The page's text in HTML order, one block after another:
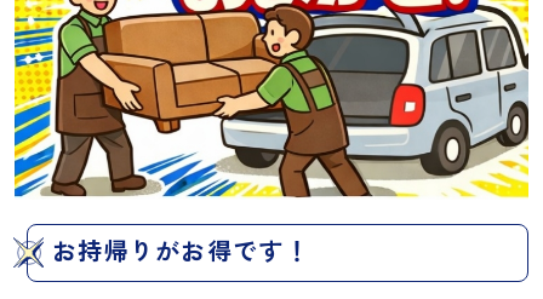
お持帰りがお得です！